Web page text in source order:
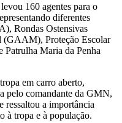
160 agentes para o
diferentes
Rondas Ostensivas
Proteção Escolar
Patrulha Maria da Penha
em carro aberto,
pelo comandante da GMN,
ressaltou a importância
à tropa e à população.